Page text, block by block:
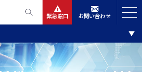
緊急窓口 お問い合わせ
ニュースリリース